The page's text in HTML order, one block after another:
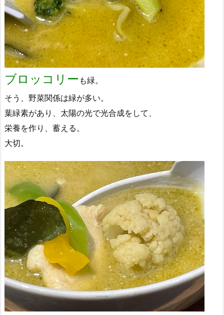
ブロッコリー も緑。
そう、野菜関係は緑が多い。
葉緑素があり、太陽の光で光合成をして、
栄養を作り、蓄える。
大切。